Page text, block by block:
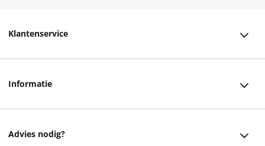
Klantenservice
Informatie
Advies nodig?